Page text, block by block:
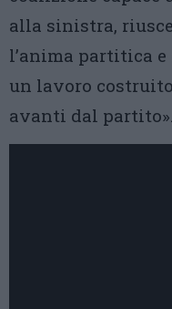
alla sinistra,
l’anima partitica
un lavoro
avanti dal partito».